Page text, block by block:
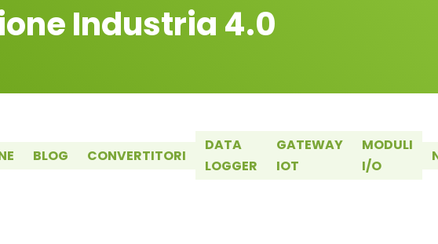
Industria 4.0
BLOG CONVERTITORI
DATA
LOGGER
GATEWAY
IOT
MODULI
I/O